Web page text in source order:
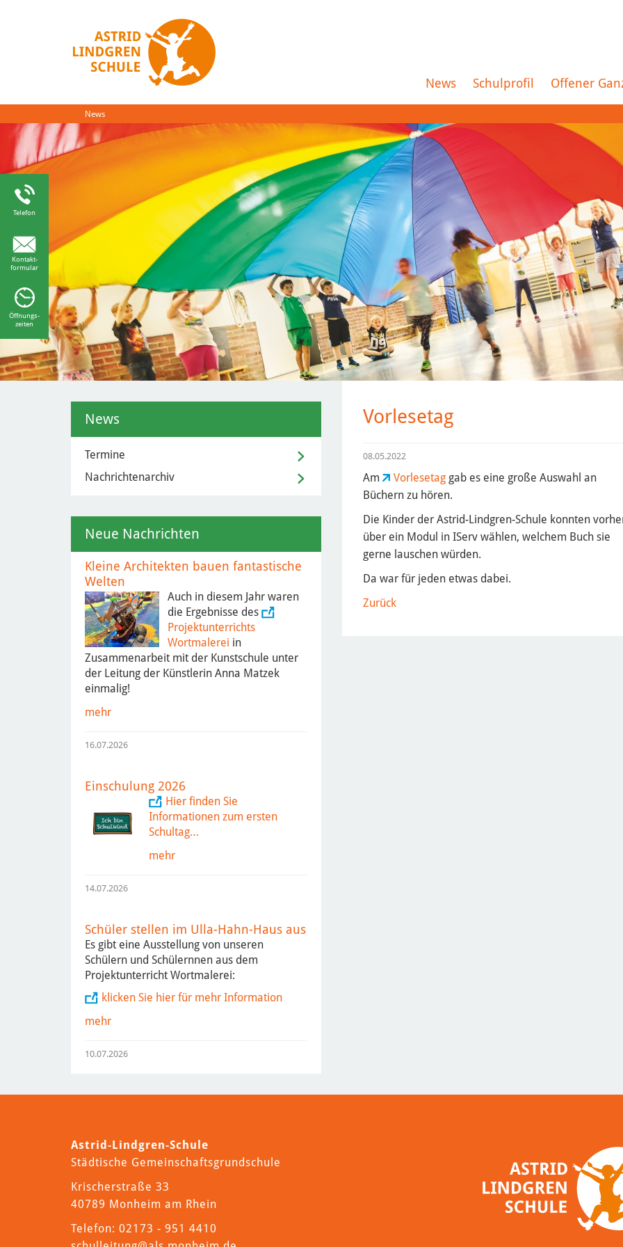
News Schulprofil Offener
News
Vorlesetag
08.05.2022
Am Vorlesetag gab es eine große Auswahl an
Büchern zu hören.
Die Kinder der Astrid-Lindgren-Schule konnten
über ein Modul in IServ wählen, welchem Buch sie
gerne lauschen würden.
Da war für jeden etwas dabei.
Zurück
News
Termine
Nachrichtenarchiv
Neue Nachrichten
Kleine Architekten bauen fantastische
Welten
Auch in diesem Jahr waren
die Ergebnisse des
Projektunterrichts
Wortmalerei in
Zusammenarbeit mit der Kunstschule unter
der Leitung der Künstlerin Anna Matzek
einmalig!
mehr
16.07.2026
Einschulung 2026
Hier finden Sie
Informationen zum ersten
Schultag…
mehr
14.07.2026
Schüler stellen im Ulla-Hahn-Haus aus
Es gibt eine Ausstellung von unseren
Schülern und Schülernnen aus dem
Projektunterricht Wortmalerei:
klicken Sie hier für mehr Information
mehr
10.07.2026
Astrid-Lindgren-Schule
Städtische Gemeinschaftsgrundschule
Krischerstraße 33
40789 Monheim am Rhein
Telefon: 02173 - 951 4410
Telefon
Kontakt-
formular
Öffnungs-
zeiten